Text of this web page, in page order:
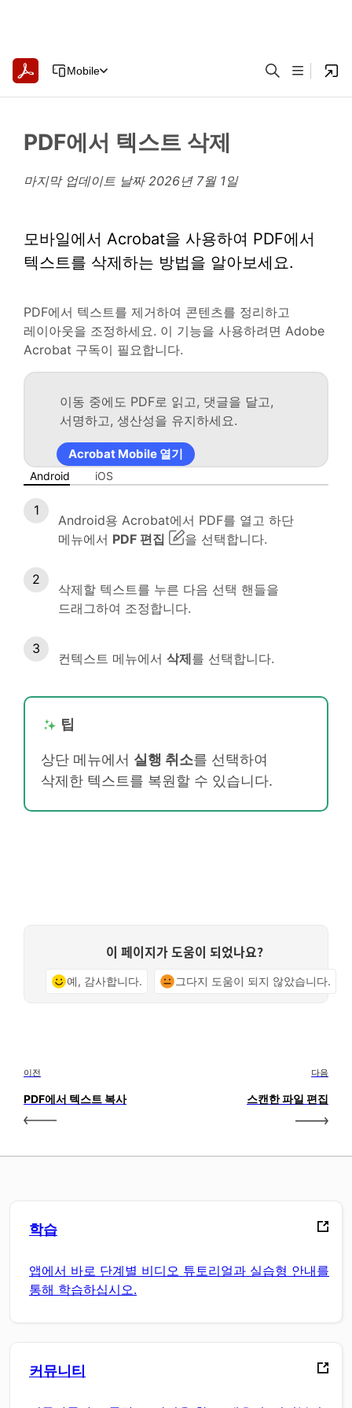
Mobile
PDF에서 텍스트 삭제
마지막 업데이트 날짜 2026년 7월 1일
모바일에서 Acrobat을 사용하여 PDF에서
텍스트를 삭제하는 방법을 알아보세요.
PDF에서 텍스트를 제거하여 콘텐츠를 정리하고
레이아웃을 조정하세요. 이 기능을 사용하려면 Adobe
Acrobat 구독이 필요합니다.
이동 중에도 PDF로 읽고, 댓글을 달고,
서명하고, 생산성을 유지하세요.
Acrobat Mobile 열기
Android iOS
Android용 Acrobat에서 PDF를 열고 하단
메뉴에서 PDF 편집 을 선택합니다.
삭제할 텍스트를 누른 다음 선택 핸들을
드래그하여 조정합니다.
컨텍스트 메뉴에서 삭제를 선택합니다.
팁
상단 메뉴에서 실행 취소를 선택하여
삭제한 텍스트를 복원할 수 있습니다.
이 페이지가 도움이 되었나요?
예, 감사합니다. 그다지 도움이 되지 않았습니다.
이전
PDF에서 텍스트 복사
다음
스캔한 파일 편집
학습
앱에서 바로 단계별 비디오 튜토리얼과 실습형 안내를
통해 학습하십시오.
커뮤니티